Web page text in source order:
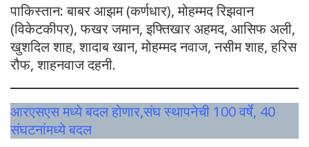
पाकिस्तान: बाबर आझम (कर्णधार), मोहम्मद रिझवान
(विकेटकीपर), फखर जमान, इफ्तिखार अहमद, आसिफ अली,
खुशदिल शाह, शादाब खान, मोहम्मद नवाज, नसीम शाह, हरिस
रौफ, शाहनवाज दहनी.
आरएसएस मध्ये बदल होणार,संघ स्थापनेची 100 वर्षे, 40
संघटनांमध्ये बदल